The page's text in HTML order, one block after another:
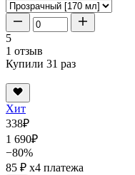
5
1 отзыв
Купили 31 раз
Хит
338₽
1 690₽
−80%
85 ₽ x4 платежа